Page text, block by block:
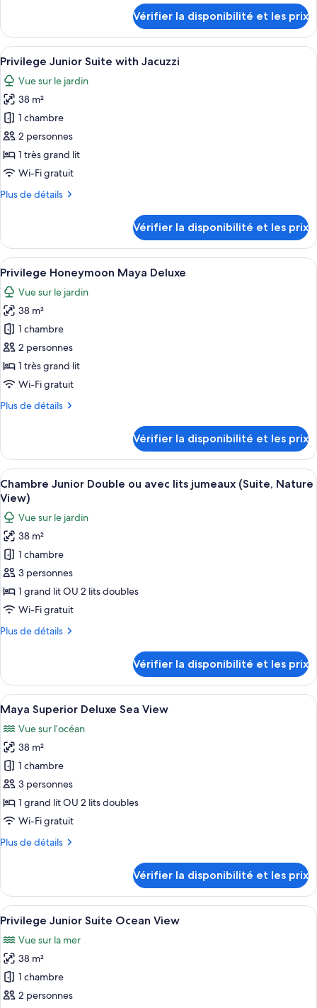
Suite
with
Jacuzzi
le
type
de
chambre
Privilege
Romance
Suite
with
Jacuzzi
Vérifier la disponibilité et les prix
Afficher
toutes
les
photos
pour
ce
type
de
chambre :
Privilege
with
Jacuzzi
Une chambre d’hôtel moderne
5
Privilege Junior Suite with Jacuzzi
Vue sur le jardin
38 m²
1 chambre
2 personnes
1 très grand lit
Wi-Fi gratuit
Plus de détails
Plus
le
type
de
chambre
Privilege
Junior
Suite
with
Jacuzzi
Vérifier la disponibilité et les prix
Afficher
toutes
les
photos
pour
ce
type
de
chambre :
Privilege
Deluxe
Une chambre d’hôtel comprenant
5
Privilege Honeymoon Maya Deluxe
Vue sur le jardin
38 m²
1 chambre
2 personnes
1 très grand lit
Wi-Fi gratuit
Plus de détails
Plus
le
type
de
chambre
Privilege
Honeymoon
Maya
Deluxe
Vérifier la disponibilité et les prix
Afficher
toutes
les
photos
pour
ce
type
de
chambre :
Junior
avec
lits
jumeaux
(Suite,
Nature
View)
Une chambre d’hôtel avec un grand
5
Chambre Junior Double ou avec lits jumeaux (Suite, Nature
View)
Vue sur le jardin
38 m²
1 chambre
3 personnes
1 grand lit OU 2 lits doubles
Wi-Fi gratuit
Plus de détails
Plus
le
type
de
chambre
Chambre
Junior
Double
ou
avec
lits
jumeaux
(Suite,
View)
Vérifier la disponibilité et les prix
Afficher
toutes
les
photos
pour
ce
type
de
chambre :
Maya
Sea
View
Une chambre d’hôtel avec un grand
6
Maya Superior Deluxe Sea View
Vue sur l’océan
38 m²
1 chambre
3 personnes
1 grand lit OU 2 lits doubles
Wi-Fi gratuit
Plus de détails
Plus
le
type
de
chambre
Maya
Superior
Deluxe
Sea
View
Vérifier la disponibilité et les prix
Afficher
toutes
les
photos
pour
ce
Un balcon avec deux fauteuils en
5
Privilege Junior Suite Ocean View
Vue sur la mer
38 m²
1 chambre
2 personnes